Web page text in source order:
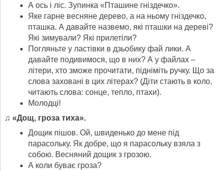
А ось і ліс. Зупинка «Пташине гніздечко».
Яке гарне весняне дерево, а на ньому гніздечко,
пташка. А давайте назвемо, які пташки на дереві?
Які зимували? Які прилетіли?
Погляньте у ластівки в дзьобику фай лики. А
давайте подивимося, що в них? А у файлах –
літери, хто зможе прочитати, підніміть ручку. Що за
слова заховані в цих літерах? (Діти стають в коло,
читають слова: сонце, тепло, птахи).
Молодці!
♫ «Дощ, гроза тиха».
Дощик пішов. Ой, швиденько до мене під
парасольку. Як добре, що я парасольку взяла з
собою. Весняний дощик з грозою.
А коли буває гроза?